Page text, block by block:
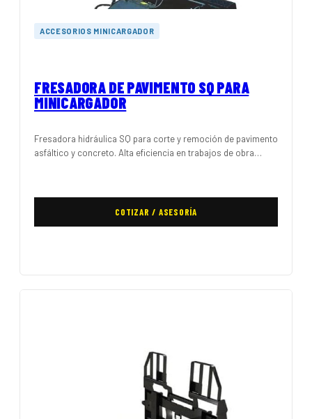
ACCESORIOS MINICARGADOR
FRESADORA DE PAVIMENTO SQ PARA
MINICARGADOR
Fresadora hidráulica SQ para corte y remoción de pavimento
asfáltico y concreto. Alta eficiencia en trabajos de obra…
COTIZAR / ASESORÍA